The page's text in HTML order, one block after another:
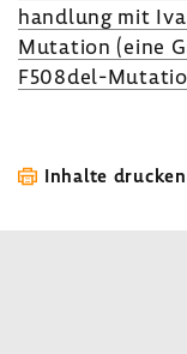
hand­lung mit
Mutation (eine
F508del-​
Inhalte drucken